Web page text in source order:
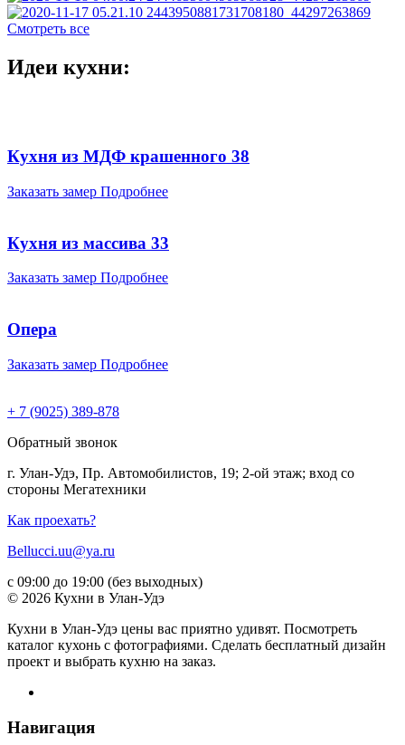
Смотреть все
Идеи кухни:
Кухня из МДФ крашенного 38
Заказать замер Подробнее
Кухня из массива 33
Заказать замер Подробнее
Опера
Заказать замер Подробнее
+ 7 (9025) 389-878
Обратный звонок
г. Улан-Удэ, Пр. Автомобилистов, 19; 2-ой этаж; вход со
стороны Мегатехники
Как проехать?
Bellucci.uu@ya.ru
с 09:00 до 19:00 (без выходных)
© 2026 Кухни в Улан-Удэ
Кухни в Улан-Удэ цены вас приятно удивят. Посмотреть
каталог кухонь с фотографиями. Сделать бесплатный дизайн
проект и выбрать кухню на заказ.
Навигация